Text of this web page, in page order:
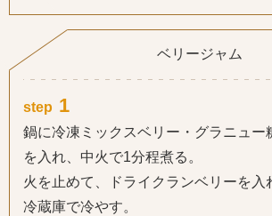
ベリージャム
step 1
鍋に冷凍ミックスベリー・グラニュー
を入れ、中火で1分程煮る。
火を止めて、ドライクランベリーを入
冷蔵庫で冷やす。